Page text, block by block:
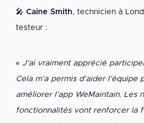
🎤 Caine Smith, technicien à
testeur :
« J’ai vraiment apprécié
Cela m’a permis d’aider l’équipe
améliorer l’app WeMaintain. Les
fonctionnalités vont renforcer la